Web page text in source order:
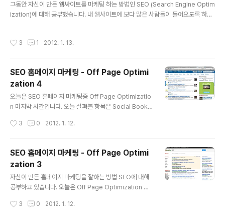
ization and SEO for the Google Play Store and A
ndroid. Google Play Store 와 안드로이드에 대한 앱
그동안 자신이 만든 웹싸이트를 마케팅 하는 방법인 SEO (Search Engine Optim
ization)에 대해 공부했습니다. 내 웹사이트에 보다 많은 사람들이 들어오도록 하려
연구하는게 SEO입니다. 그동안 6개의 글을 통해서 On Page Optimization과 O
정리하는 일종의 Summery 와 Tip들입니다. ### SEO checklist SEO를 할 때
체크해야 할 체크리스트 50가지 입니다. 간단한 영어는 그냥 넘어가고 좀 긴것만 ..
3 1 2012. 1. 13.
SEO 홈페이지 마케팅 - Off Page Optimi
zation 4
오늘은 SEO 홈페이지 마케팅중 Off Page Optimizatio
n 마지막 시간입니다. 오늘 살펴볼 항목은 Social Book
### Social Bookmarking Social Bookmarking은
용해서 인터넷에서 웹 유저들에게 웹페이지들의 북마크들
을 저장하고 organize하고 search하는위한 방법입니
다. 북마킹 웹사이트들에는 아래와 같은 것들이 있습니다.
- Digg - Del.icio.us - StumbleUpon - Technorati
- Reddit - Squidoo - Furl - Yahoo MyWeb - Blink
3 0 2012. 1. 12.
SEO 홈페이지 마케팅 - Off Page Optimi
zation 3
자신이 만든 홈페이지 마케팅을 잘하는 방법 SEO에 대해
공부하고 있습니다. 오늘은 Off Page Optimization 세
보겠습니다. 그리고 내일은 최종 마무리 정리하는 시간을
3 0 2012. 1. 12.